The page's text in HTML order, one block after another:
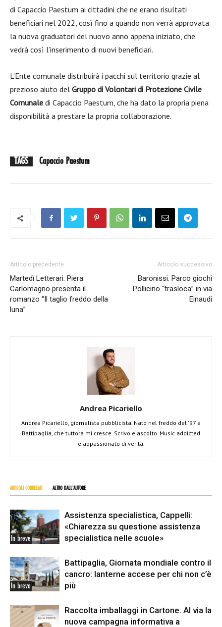
di Capaccio Paestum ai cittadini che ne erano risultati
beneficiari nel 2022, così fino a quando non verrà approvata
la nuova graduatori del nuovo anno appena iniziato, che
vedrà così l’inserimento di nuovi beneficiari.
L’Ente comunale distribuirà i pacchi sul territorio grazie al
prezioso aiuto del Gruppo di Volontari di Protezione Civile
Comunale di Capaccio Paestum, che ha dato la propria piena
disponibilità a prestare la propria collaborazione.
TAGS Capaccio Paestum
Articolo precedente
Martedì Letterari: Piera
Carlomagno presenta il
romanzo “Il taglio freddo della
luna”
Articolo successivo
Baronissi. Parco giochi
Pollicino “trasloca” in via
Einaudi
Andrea Picariello
Andrea Picariello, giornalista pubblicista. Nato nel freddo del '97 a
Battipaglia, che tuttora mi cresce. Scrivo e ascolto. Music addicted
e appassionato di verità.
ARTICOLI CORRELATI ALTRO DALL'AUTORE
In breve
Assistenza specialistica, Cappelli:
«Chiarezza su questione assistenza
specialistica nelle scuole»
In breve
Battipaglia, Giornata mondiale contro il
cancro: lanterne accese per chi non c’è
più
Raccolta imballaggi in Cartone. Al via la
nuova campagna informativa a